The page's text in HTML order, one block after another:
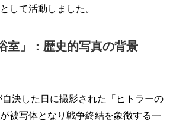
して活動しました。
室」：歴史的写真の背景
決した日に撮影された「ヒトラーの
被写体となり戦争終結を象徴する一